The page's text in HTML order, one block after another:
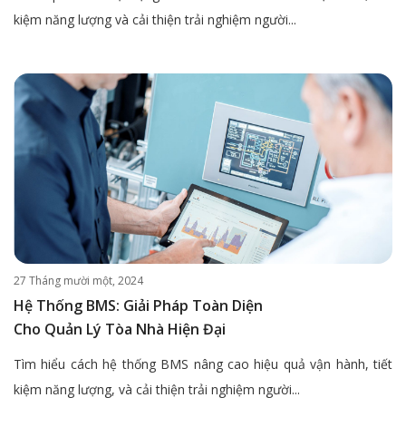
kiệm năng lượng và cải thiện trải nghiệm người...
27 Tháng mười một, 2024
Hệ Thống BMS: Giải Pháp Toàn Diện
Cho Quản Lý Tòa Nhà Hiện Đại
Tìm hiểu cách hệ thống BMS nâng cao hiệu quả vận hành, tiết
kiệm năng lượng, và cải thiện trải nghiệm người...